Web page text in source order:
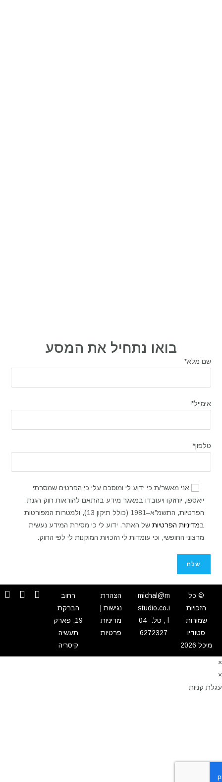
בואו נתחיל את המסע
מלא*
אני מאשר/ת כי ידוע לי ומוסכם עלי כי הפרטים שמסרתי
ייאספו, יוחזקו ויעובדו במאגר מידע בהתאם להוראות חוק הגנת
הפרטיות, התשמ"א–1981 (כולל תיקון 13), ולמטרות המפורטות
מדיניות הפרטיותשל האתר. ידוע לי כי מסירת המידע נעשית
מרצוני החופשי, וכי עומדות לי הזכויות המוקנות לי לפי החוק.
© כל
הזכויות
שמורות
סטודיו
2026
michal@m
studio.co.i
, טל. 04-
6272327
הצהרת
נגישות|
מדיניות
פרטיות
רחוב
הברקת
19, פארק
תעשיה
קיסריה
קניות